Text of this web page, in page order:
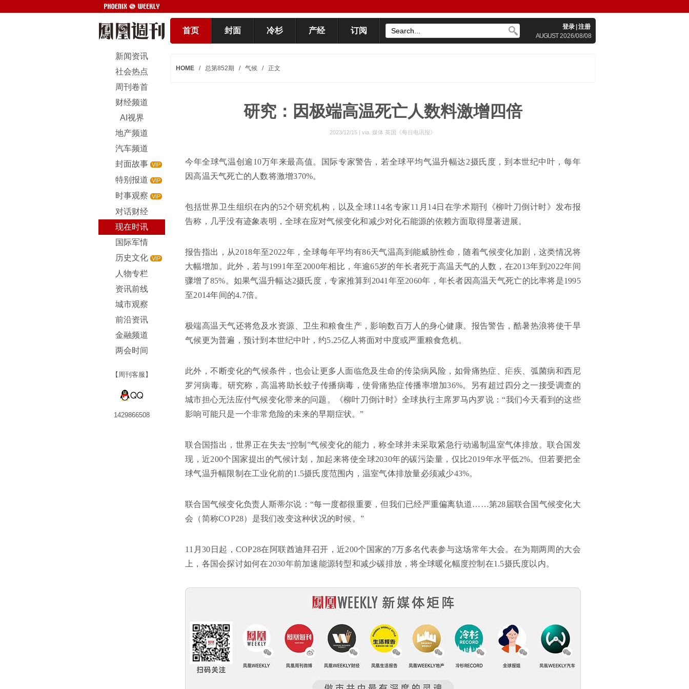
首页 封面 冷杉 产经 订阅 登录 注册
AUGUST2026/08/08
新闻资讯
社会热点
周刊卷首
财经频道
AI视界
地产频道
汽车频道
封面故事 VIP
特别报道 VIP
时事观察 VIP
对话财经
现在时讯
国际军情
历史文化 VIP
人物专栏
资讯前线
城市观察
前沿资讯
金融频道
两会时间
【周刊客服】
1429866508
HOME / 总第852期 / 气候 / 正文
研究：因极端高温死亡人数料激增四倍
2023/12/15 | via. 媒体 英国《每日电讯报》
今年全球气温创逾10万年来最高值。国际专家警告，若全球平均气温升幅达2摄氏度，到本世纪中叶，每年
因高温天气死亡的人数将激增370%。
包括世界卫生组织在内的52个研究机构，以及全球114名专家11月14日在学术期刊《柳叶刀倒计时》发布报
告称，几乎没有迹象表明，全球在应对气候变化和减少对化石能源的依赖方面取得显著进展。
报告指出，从2018年至2022年，全球每年平均有86天气温高到能威胁性命，随着气候变化加剧，这类情况将
大幅增加。此外，若与1991年至2000年相比，年逾65岁的年长者死于高温天气的人数，在2013年到2022年间
骤增了85%。如果气温升幅达2摄氏度，专家推算到2041年至2060年，年长者因高温天气死亡的比率将是1995
至2014年间的4.7倍。
极端高温天气还将危及水资源、卫生和粮食生产，影响数百万人的身心健康。报告警告，酷暑热浪将使干旱
气候更为普遍，预计到本世纪中叶，约5.25亿人将面对中度或严重粮食危机。
此外，不断变化的气候条件，也会让更多人面临危及生命的传染病风险，如骨痛热症、疟疾、弧菌病和西尼
罗河病毒。研究称，高温将助长蚊子传播病毒，使骨痛热症传播率增加36%。另有超过四分之一接受调查的
城市担心无法应付气候变化带来的问题。《柳叶刀倒计时》全球执行主席罗马内罗说：“我们今天看到的这些
影响可能只是一个非常危险的未来的早期症状。”
联合国指出，世界正在失去“控制”气候变化的能力，称全球并未采取紧急行动遏制温室气体排放。联合国发
现，近200个国家提出的气候计划，加起来将使全球2030年的碳污染量，仅比2019年水平低2%。但若要把全
球气温升幅限制在工业化前的1.5摄氏度范围内，温室气体排放量必须减少43%。
联合国气候变化负责人斯蒂尔说：“每一度都很重要，但我们已经严重偏离轨道……第28届联合国气候变化大
会（简称COP28）是我们改变这种状况的时候。”
11月30日起，COP28在阿联酋迪拜召开，近200个国家的7万多名代表参与这场常年大会。在为期两周的大会
上，各国会探讨如何在2030年前加速能源转型和减少碳排放，将全球暖化幅度控制在1.5摄氏度以内。